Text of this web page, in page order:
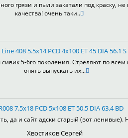
грязи и пыли закатали под краску,
качества! очень таки..
408 5.5x14 PCD 4x100 ET 45 DIA 56.1 S
5-6го поколения. Стреляют по
опять выпускать их...
7.5x18 PCD 5x108 ET 50.5 DIA 63.4 BD
да и сайт адски старый (вот
Хвостиков Сергей